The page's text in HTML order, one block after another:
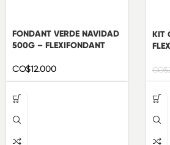
FONDANT VERDE NAVIDAD
500G – FLEXIFONDANT
CO$12.000
KIT
CO$